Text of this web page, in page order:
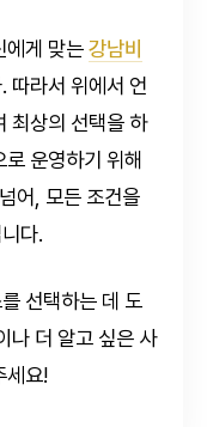
에게 맞는강남비
따라서 위에서 언
최상의 선택을 하
운영하기 위해
어, 모든 조건을
다.
선택하는 데 도
나 더 알고 싶은 사
세요!